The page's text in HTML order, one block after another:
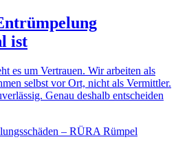
ist
es um Vertrauen. Wir arbeiten als
selbst vor Ort, nicht als Vermittler.
Genau deshalb entscheiden